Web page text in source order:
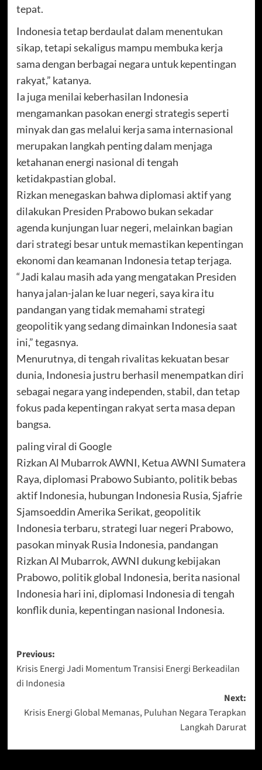
tepat.
Indonesia tetap berdaulat dalam menentukan
sikap, tetapi sekaligus mampu membuka kerja
sama dengan berbagai negara untuk kepentingan
rakyat,” katanya.
Ia juga menilai keberhasilan Indonesia
mengamankan pasokan energi strategis seperti
minyak dan gas melalui kerja sama internasional
merupakan langkah penting dalam menjaga
ketahanan energi nasional di tengah
ketidakpastian global.
Rizkan menegaskan bahwa diplomasi aktif yang
dilakukan Presiden Prabowo bukan sekadar
agenda kunjungan luar negeri, melainkan bagian
dari strategi besar untuk memastikan kepentingan
ekonomi dan keamanan Indonesia tetap terjaga.
“Jadi kalau masih ada yang mengatakan Presiden
hanya jalan-jalan ke luar negeri, saya kira itu
pandangan yang tidak memahami strategi
geopolitik yang sedang dimainkan Indonesia saat
ini,” tegasnya.
Menurutnya, di tengah rivalitas kekuatan besar
dunia, Indonesia justru berhasil menempatkan diri
sebagai negara yang independen, stabil, dan tetap
fokus pada kepentingan rakyat serta masa depan
bangsa.
paling viral di Google
Rizkan Al Mubarrok AWNI, Ketua AWNI Sumatera
Raya, diplomasi Prabowo Subianto, politik bebas
aktif Indonesia, hubungan Indonesia Rusia, Sjafrie
Sjamsoeddin Amerika Serikat, geopolitik
Indonesia terbaru, strategi luar negeri Prabowo,
pasokan minyak Rusia Indonesia, pandangan
Rizkan Al Mubarrok, AWNI dukung kebijakan
Prabowo, politik global Indonesia, berita nasional
Indonesia hari ini, diplomasi Indonesia di tengah
konflik dunia, kepentingan nasional Indonesia.
Post
navigation
Previous:
Krisis Energi Jadi Momentum Transisi Energi Berkeadilan
di Indonesia
Next:
Krisis Energi Global Memanas, Puluhan Negara Terapkan
Langkah Darurat